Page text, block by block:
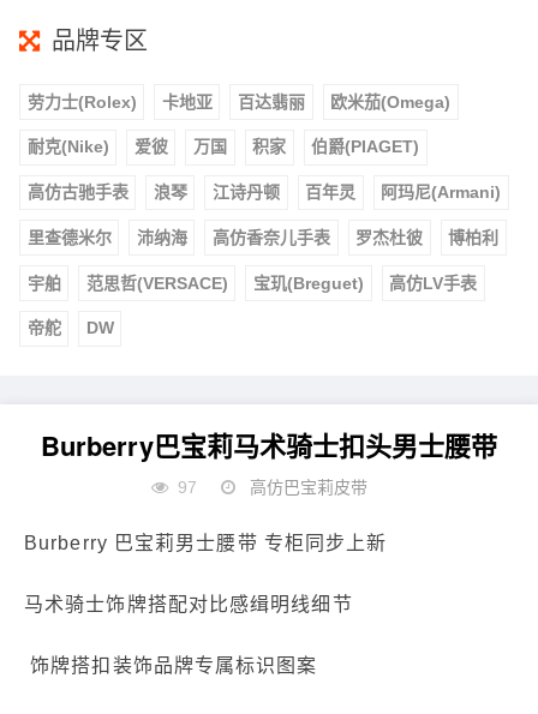
品牌专区
劳力士(Rolex) 卡地亚 百达翡丽 欧米茄(Omega)
耐克(Nike) 爱彼 万国 积家 伯爵(PIAGET)
高仿古驰手表 浪琴 江诗丹顿 百年灵 阿玛尼(Armani)
里查德米尔 沛纳海 高仿香奈儿手表 罗杰杜彼 博柏利
宇舶 范思哲(VERSACE) 宝玑(Breguet) 高仿LV手表
帝舵 DW
Burberry巴宝莉马术骑士扣头男士腰带
97 高仿巴宝莉皮带
Burberry 巴宝莉男士腰带 专柜同步上新
马术骑士饰牌搭配对比感缉明线细节
饰牌搭扣装饰品牌专属标识图案